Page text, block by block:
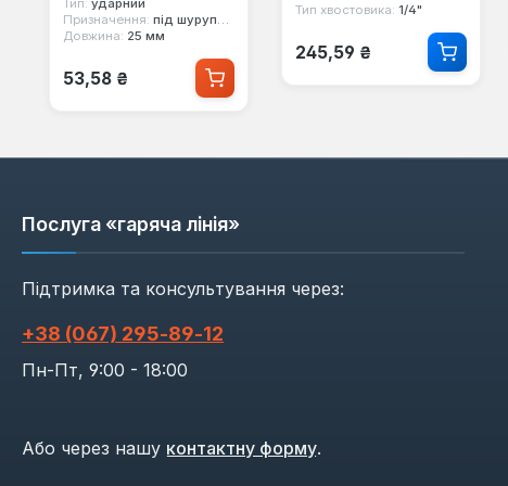
Призначення: під шуруповерт
Довжина: 25 мм
Звичайна ціна:
53,58 ₴
Тип хвостовика: 1/4"
Звичайна ціна:
245,59 ₴
Послуга «гаряча лінія»
Підтримка та консультування через:
+38 (067) 295‑89‑12
Пн-Пт, 9:00 - 18:00
Або через нашу контактну форму.